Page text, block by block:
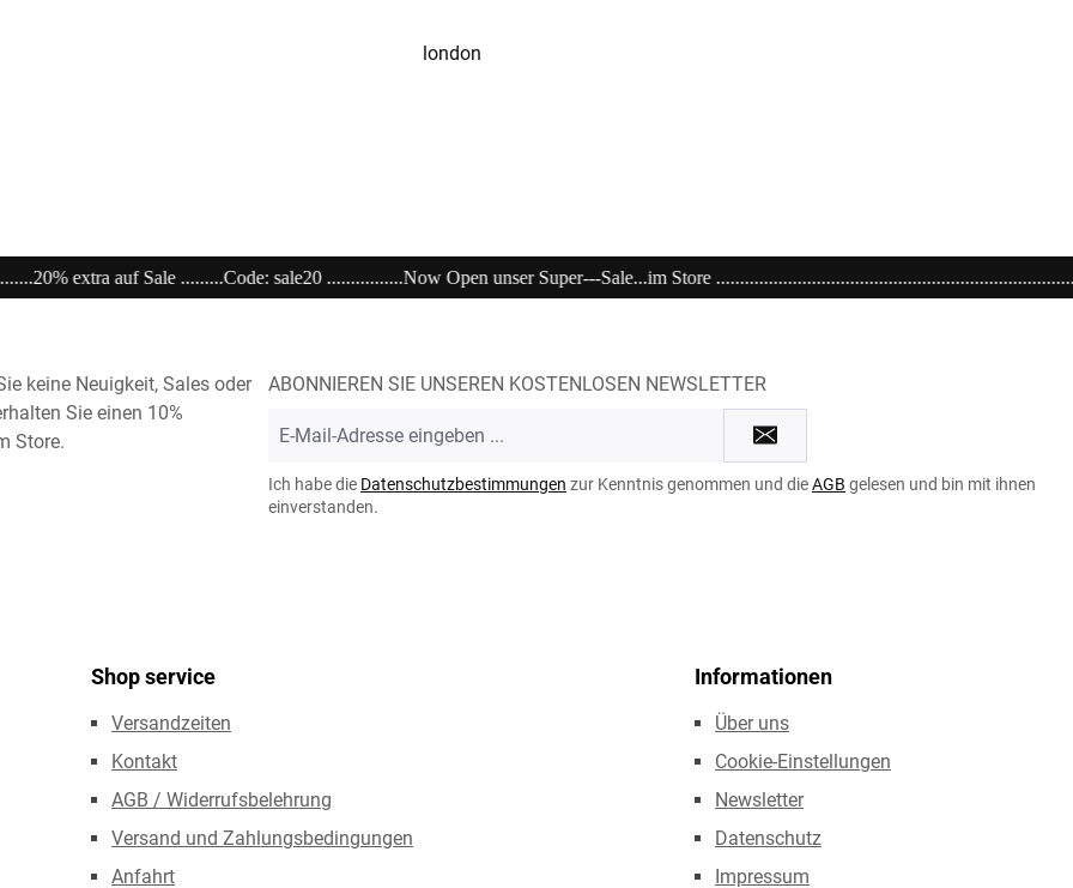
london
................Now Open unser Super---Sale...im Store
keine Neuigkeit, Sales oder
Sie einen 10%
Store.
ABONNIEREN SIE UNSEREN KOSTENLOSEN NEWSLETTER
Mail-
*
Ich habe die Datenschutzbestimmungen zur Kenntnis genommen und dieAGB gelesen und bin mit ihnen
einverstanden.
Shop service
Versandzeiten
Kontakt
AGB / Widerrufsbelehrung
Versand und Zahlungsbedingungen
Anfahrt
Informationen
Über uns
Cookie-Einstellungen
Newsletter
Datenschutz
Impressum